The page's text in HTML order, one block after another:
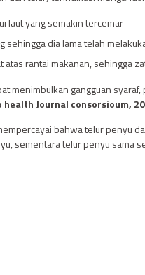
laut yang semakin tercemar
sehingga dia lama telah
atas rantai makanan, sehingga
menimbulkan gangguan
health Journal consorsioum,
bahwa telur penyu
sementara telur penyu sama